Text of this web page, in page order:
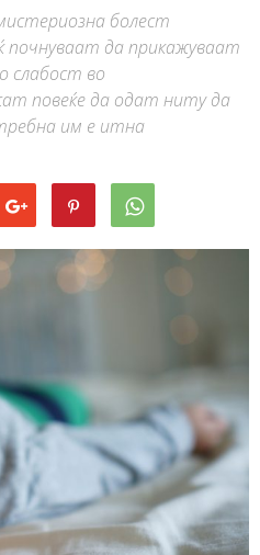
болест
почнуваат да прикажуваат
слабост во
повеќе да одат ниту да
им е итна